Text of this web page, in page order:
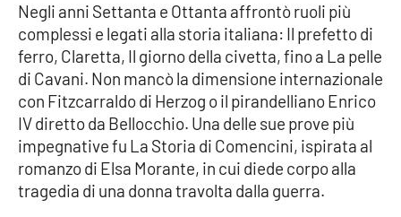
EDIZIONI
LOCALI
Catanzaro
Crotone
Vibo Valentia
Reggio Calabria
Negli anni Settanta e Ottanta affrontò ruoli più
complessi e legati alla storia italiana: Il prefetto di
ferro, Claretta, Il giorno della civetta, fino a La pelle
di Cavani. Non mancò la dimensione internazionale
con Fitzcarraldo di Herzog o il pirandelliano Enrico
IV diretto da Bellocchio. Una delle sue prove più
impegnative fu La Storia di Comencini, ispirata al
romanzo di Elsa Morante, in cui diede corpo alla
tragedia di una donna travolta dalla guerra.